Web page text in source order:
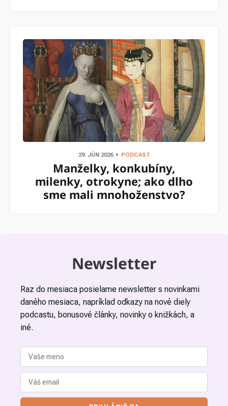
29. JÚN 2026 PODCAST
Manželky, konkubíny,
milenky, otrokyne; ako dlho
sme mali mnohoženstvo?
Newsletter
Raz do mesiaca posielame newsletter s novinkami
daného mesiaca, napríklad odkazy na nové diely
podcastu, bonusové články, novinky o knižkách, a
iné.